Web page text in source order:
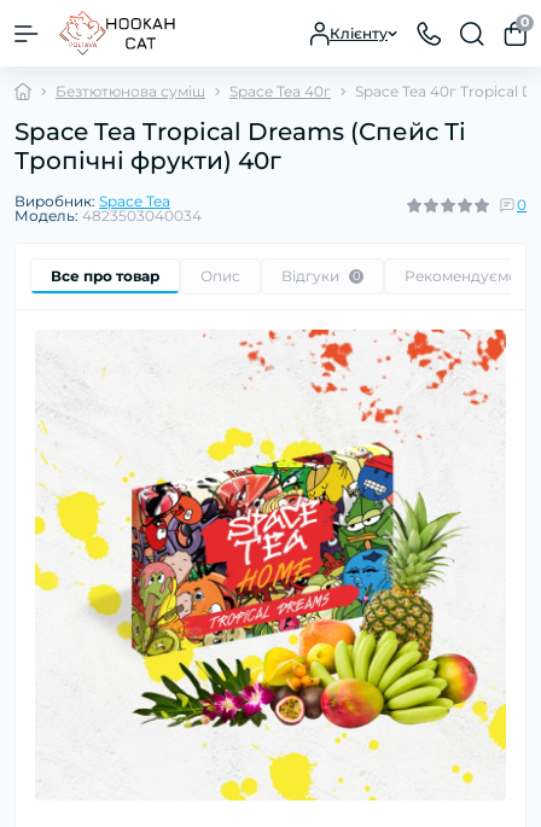
Клієнту
0
Безтютюнова суміш Space Tea 40г Space Tea 40г Tropical
Space Tea Tropical Dreams (Спейс Ті
Тропічні фрукти) 40г
Виробник: Space Tea
Модель: 4823503040034
0
Все про товар Опис Відгуки 0 Рекомендуємо